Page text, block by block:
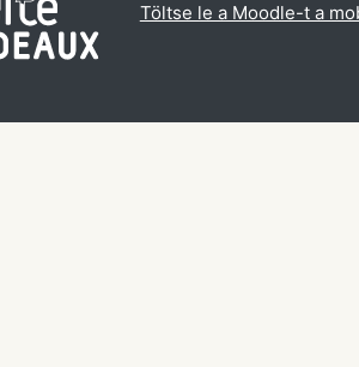
Töltse le a Moodle-t a